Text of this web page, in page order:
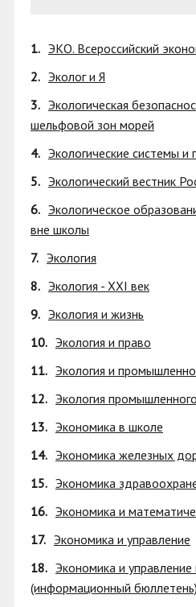
1. ЭКО. Всероссийский
2. Эколог и Я
3. Экологическая
шельфовой зон морей
4. Экологические системы и
5. Экологический вестник
6. Экологическое
вне школы
7. Экология
8. Экология - XXI век
9. Экология и жизнь
10. Экология и право
11. Экология и
12. Экология
13. Экономика в школе
14. Экономика железных
15. Экономика
16. Экономика и
17. Экономика и управление
18. Экономика и
(информационный бюллетень)